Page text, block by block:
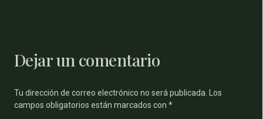
Dejar un comentario
Tu dirección de correo electrónico no será publicada.
Los
campos obligatorios están marcados con *